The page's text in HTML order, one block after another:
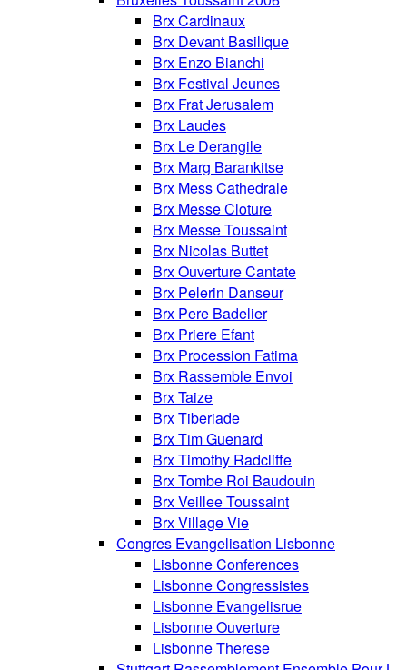
Brx Cardinaux
Brx Devant Basilique
Brx Enzo Bianchi
Brx Festival Jeunes
Brx Frat Jerusalem
Brx Laudes
Brx Le Derangile
Brx Marg Barankitse
Brx Mess Cathedrale
Brx Messe Cloture
Brx Messe Toussaint
Brx Nicolas Buttet
Brx Ouverture Cantate
Brx Pelerin Danseur
Brx Pere Badelier
Brx Priere Efant
Brx Procession Fatima
Brx Rassemble Envoi
Brx Taize
Brx Tiberiade
Brx Tim Guenard
Brx Timothy Radcliffe
Brx Tombe Roi Baudouin
Brx Veillee Toussaint
Brx Village Vie
Congres Evangelisation Lisbonne
Lisbonne Conferences
Lisbonne Congressistes
Lisbonne Evangelisrue
Lisbonne Ouverture
Lisbonne Therese